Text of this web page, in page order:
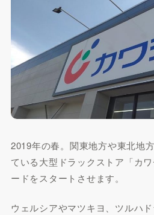
2019年の春。関東地方や東北地
ている大型ドラックストア「カ
ードをスタートさせます。
ウェルシアやマツキヨ、ツルハ